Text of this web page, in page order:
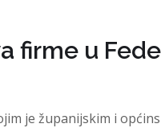
firme u
je županijskim i